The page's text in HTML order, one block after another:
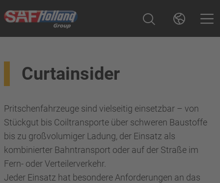
Curtainsider
Pritschenfahrzeuge sind vielseitig einsetzbar – von
Stückgut bis Coiltransporte über schweren Baustoffe
bis zu großvolumiger Ladung, der Einsatz als
kombinierter Bahntransport oder auf der Straße im
Fern- oder Verteilerverkehr.
Jeder Einsatz hat besondere Anforderungen an das